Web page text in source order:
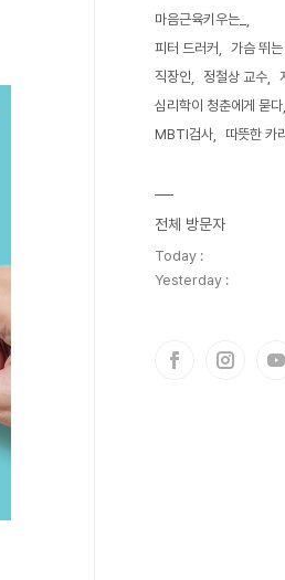
마음근육키우는_
피터 드러커
가슴 뛰는
직장인
정철상 교수
심리학이 청춘에게 묻다
MBTI검사
따뜻한 카
전체 방문자
Today :
Yesterday :